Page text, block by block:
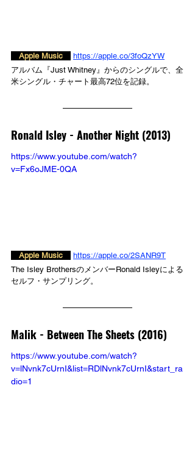
Apple Music
https://apple.co/3foQzYW
アルバム『Just Whitney』からのシングルで、全
米シングル・チャート最高72位を記録。
Ronald Isley - Another Night (2013)
https://www.youtube.com/watch?
v=Fx6oJME-0QA
Apple Music
https://apple.co/2SANR9T
The Isley BrothersのメンバーRonald Isleyによる
セルフ・サンプリング。
Malik - Between The Sheets (2016)
https://www.youtube.com/watch?
v=lNvnk7cUrnI&list=RDlNvnk7cUrnI&start_ra
dio=1